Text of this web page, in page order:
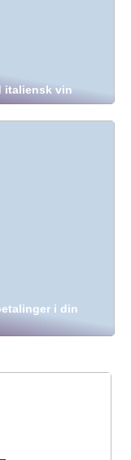
italiensk vin
i din